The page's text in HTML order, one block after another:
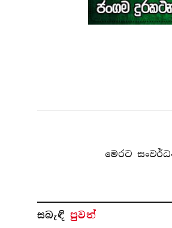
මෙරට
සබැ​ඳි පුවත්